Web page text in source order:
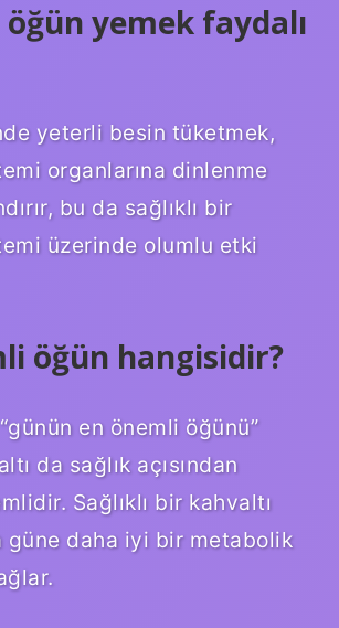
öğün yemek faydalı
yeterli besin tüketmek,
organlarına dinlenme
bu da sağlıklı bir
üzerinde olumlu etki
öğün hangisidir?
en önemli öğünü”
da sağlık açısından
Sağlıklı bir kahvaltı
güne daha iyi bir metabolik